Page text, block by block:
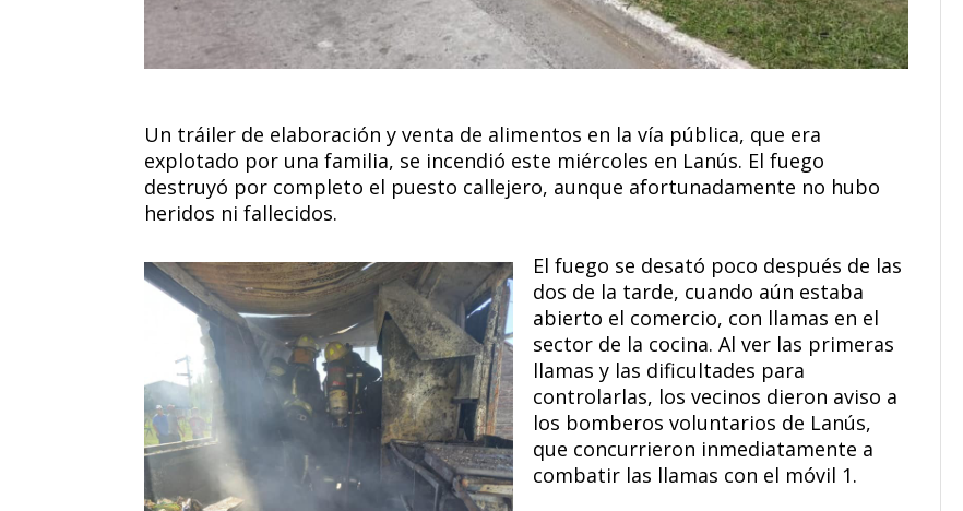
Un tráiler de elaboración y venta de alimentos en la vía pública, que era
explotado por una familia, se incendió este miércoles en Lanús. El fuego
destruyó por completo el puesto callejero, aunque afortunadamente no hubo
heridos ni fallecidos.
El fuego se desató poco después de las
dos de la tarde, cuando aún estaba
abierto el comercio, con llamas en el
sector de la cocina. Al ver las primeras
llamas y las dificultades para
controlarlas, los vecinos dieron aviso a
los bomberos voluntarios de Lanús,
que concurrieron inmediatamente a
combatir las llamas con el móvil 1.